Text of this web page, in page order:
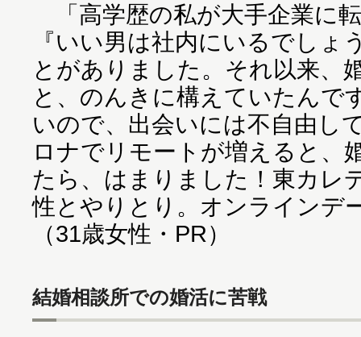
「高学歴の私が大手企業に
『いい男は社内にいるでしょ
とがありました。それ以来、
と、のんきに構えていたんで
いので、出会いには不自由し
ロナでリモートが増えると、
たら、はまりました！東カレ
性とやりとり。オンラインデ
（31歳女性・PR）
結婚相談所での婚活に苦戦